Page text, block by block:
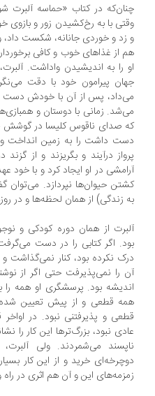
در کتاب «حماسه آلبرت
با به رخ‌کشیدن زور و بازوی خود
و خوردی جانانه، شکست داد، وقتی
از غذاهای خوب و کافی برخوردار بودم
را به اندیشیدن واداشت. آلبرت،
پیرامون خود با دقت
پس از آن با خودش دست به
زمانی با دوستان و همبازی‌های خود
صدای ناقوس کلیسا در گوشش
داشت را به زمین انداخت و
درآیند و بگریزند و از گزند در
در او ایجاد کرد و با خود عهد
حیوان‌ها نپردازد. می‌توان گفت،
زندگی) از همان لحظه‌ها و در روزهای
از همان دوره کودکی و
اگر کتابی را در دست می‌گرفت تا
نکرده بود، کنار نمی‌گذاشت و اگر
را نمی‌پذیرفت حتی اگر از نوشته‌ها
بود. پرسشگری او همه را به
قطعی و از پیش تعیین ‌شده و
و پذیرفتنی نبود. در اواخر قرن
نبود، بزرگ‌ترها این کار را نشانه
می‌شمردند. ولی آلبرت، با
خرید و از این کار بسیار لذت
این و آن هم اثری در راه و